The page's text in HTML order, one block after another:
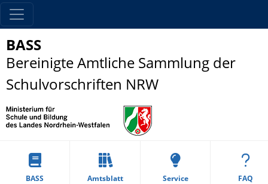
BASS
Bereinigte Amtliche Sammlung der
Schulvorschriften NRW
BASS Amtsblatt Service FAQ